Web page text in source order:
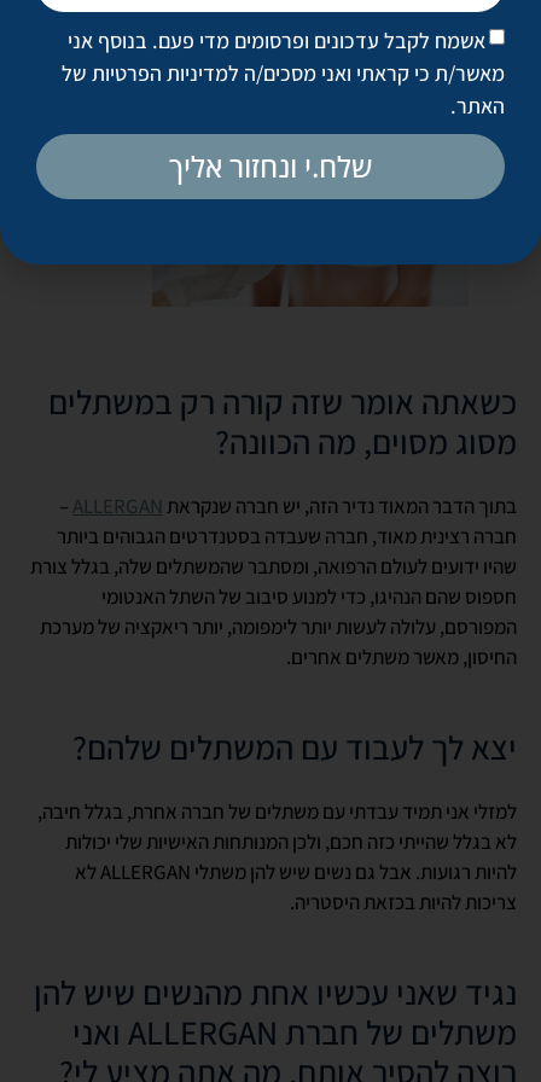
לא, מדובר במקרה נדיר שמתרחש 1 ל-70,000 משתלים בעולם, ורק
מסוג מסוים, תוך 20-30 שנה מהכנסת המשתלים.
כשאתה אומר שזה קורה רק במשתלים
מסוג מסוים, מה הכוונה?
בתוך הדבר המאוד נדיר הזה, יש חברה שנקראת ALLERGAN
–
חברה רצינית מאוד, חברה שעבדה בסטנדרטים הגבוהים ביותר
שהיו ידועים לעולם הרפואה, ומסתבר שהמשתלים שלה, בגלל צורת
חספוס שהם הנהיגו, כדי למנוע סיבוב של השתל האנטומי
המפורסם, עלולה לעשות יותר לימפומה, יותר ריאקציה של מערכת
החיסון, מאשר משתלים אחרים.
יצא לך לעבוד עם המשתלים שלהם?
למזלי אני תמיד עבדתי עם משתלים של חברה אחרת, בגלל חיבה,
לא בגלל שהייתי כזה חכם, ולכן המנותחות האישיות שלי יכולות
להיות רגועות. אבל גם נשים שיש להן משתלי ALLERGAN לא
צריכות להיות בכזאת היסטריה.
נגיד שאני עכשיו אחת מהנשים שיש להן
משתלים של חברת ALLERGAN ואני
רוצה להסיר אותם, מה אתה מציע לי?
אשמח לקבל עדכונים ופרסומים מדי פעם. בנוסף אני
מאשר/ת כי קראתי ואני מסכים/ה למדיניות הפרטיות של
האתר.
שלח.י ונחזור אליך